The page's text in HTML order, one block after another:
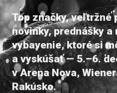
Top značky, veľtržné
novinky, prednášky a
vybavenie, ktoré si
a vyskúšať — 5.–6.
v Arena Nova,
Rakúsko.